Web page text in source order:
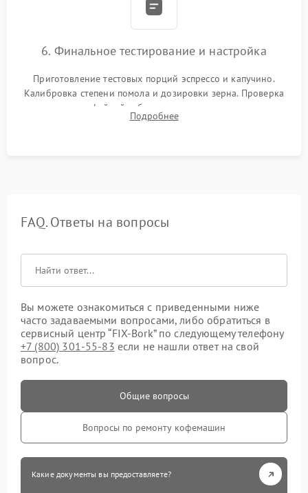
6. Финальное тестирование и настройка
Приготовление тестовых порций эспрессо и капучино.
Калибровка степени помола и дозировки зерна. Проверка
плотности кофейной таблетки, температуры напитка и
качества молочной пены. Контроль отсутствия посторонних
Подробнее
FAQ. Ответы на вопросы
Вы можете ознакомиться с приведенными ниже
часто задаваемыми вопросами, либо обратиться в
сервисный центр “FIX-Bork” по следующему телефону
+7 (800) 301-55-83 если не нашли ответ на свой
вопрос.
Общие вопросы
Вопросы по ремонту кофемашин
Какие документы вы предоставляете?